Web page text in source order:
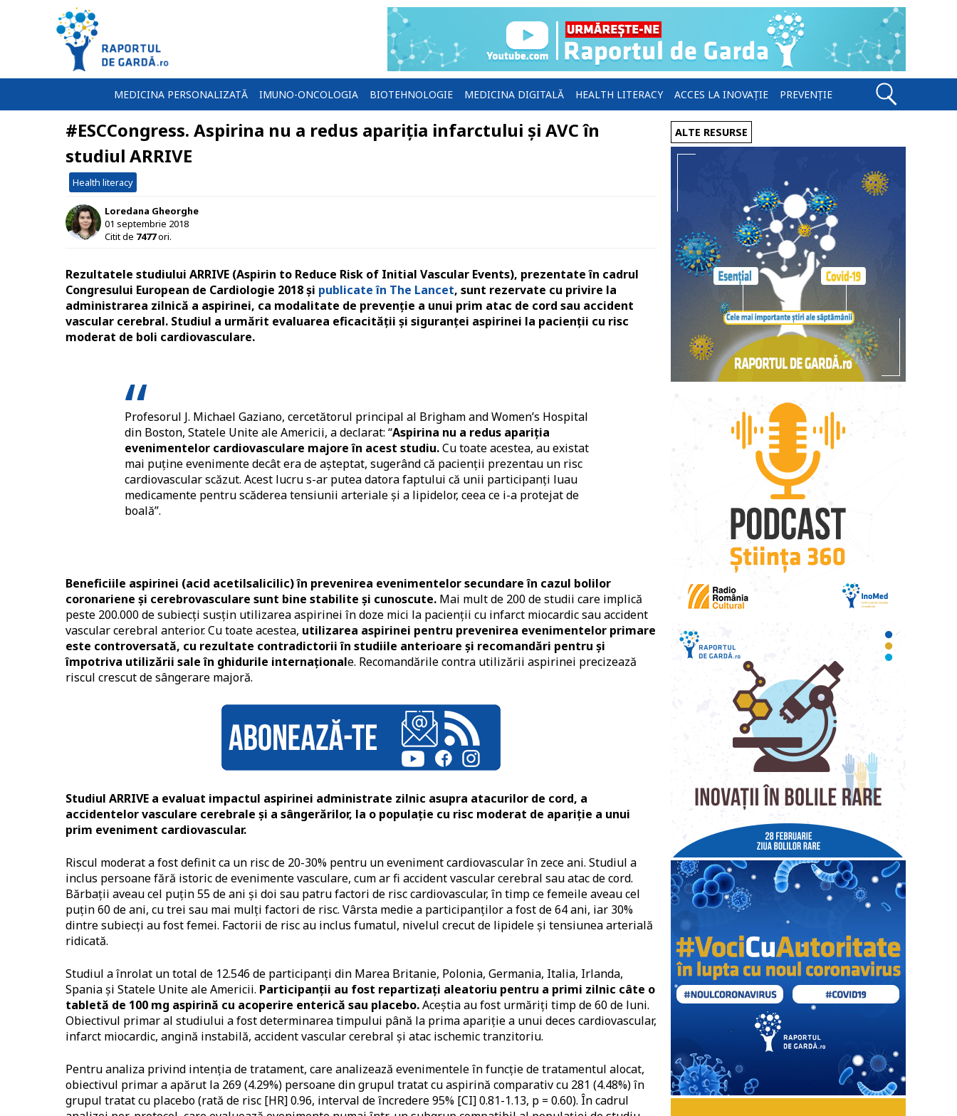
MEDICINA PERSONALIZATĂ IMUNO-ONCOLOGIA BIOTEHNOLOGIE MEDICINA DIGITALĂ HEALTH LITERACY ACCES LA INOVAȚIE PREVENȚIE
#ESCCongress. Aspirina nu a redus apariția infarctului și AVC în
studiul ARRIVE
Health literacy
Loredana Gheorghe
01 septembrie 2018
Citit de 7477ori.
Rezultatele studiului ARRIVE (Aspirin to Reduce Risk of Initial Vascular Events), prezentate în cadrul
Congresului European de Cardiologie 2018 și publicate în The Lancet, sunt rezervate cu privire la
administrarea zilnică a aspirinei, ca modalitate de prevenție a unui prim atac de cord sau accident
vascular cerebral. Studiul a urmărit evaluarea eficacității și siguranței aspirinei la pacienții cu risc
moderat de boli cardiovasculare.
Profesorul J. Michael Gaziano, cercetătorul principal al Brigham and Women’s Hospital
din Boston, Statele Unite ale Americii, a declarat: “Aspirina nu a redus apariția
evenimentelor cardiovasculare majore în acest studiu.Cu toate acestea, au existat
mai puține evenimente decât era de așteptat, sugerând că pacienții prezentau un risc
cardiovascular scăzut. Acest lucru s-ar putea datora faptului că unii participanți luau
medicamente pentru scăderea tensiunii arteriale și a lipidelor, ceea ce i-a protejat de
boală”.
Beneficiile aspirinei (acid acetilsalicilic) în prevenirea evenimentelor secundare în cazul bolilor
coronariene și cerebrovasculare sunt bine stabilite și cunoscute. Mai mult de 200 de studii care implică
peste 200.000 de subiecți susțin utilizarea aspirinei în doze mici la pacienții cu infarct miocardic sau accident
vascular cerebral anterior. Cu toate acestea, utilizarea aspirinei pentru prevenirea evenimentelor primare
este controversată, cu rezultate contradictorii în studiile anterioare și recomandări pentru și
împotriva utilizării sale în ghidurile internaționale. Recomandările contra utilizării aspirinei precizează
riscul crescut de sângerare majoră.
Studiul ARRIVE a evaluat impactul aspirinei administrate zilnic asupra atacurilor de cord, a
accidentelor vasculare cerebrale și a sângerărilor, la o populație cu risc moderat de apariție a unui
prim eveniment cardiovascular.
Riscul moderat a fost definit ca un risc de 20-30% pentru un eveniment cardiovascular în zece ani. Studiul a
inclus persoane fără istoric de evenimente vasculare, cum ar fi accident vascular cerebral sau atac de cord.
Bărbații aveau cel puțin 55 de ani și doi sau patru factori de risc cardiovascular, în timp ce femeile aveau cel
puțin 60 de ani, cu trei sau mai mulți factori de risc. Vârsta medie a participanților a fost de 64 ani, iar 30%
dintre subiecți au fost femei. Factorii de risc au inclus fumatul, nivelul crecut de lipidele și tensiunea arterială
ridicată.
Studiul a înrolat un total de 12.546 de participanți din Marea Britanie, Polonia, Germania, Italia, Irlanda,
Spania și Statele Unite ale Americii. Participanții au fost repartizați aleatoriu pentru a primi zilnic câte o
tabletă de 100 mg aspirină cu acoperire enterică sau placebo.Aceștia au fost urmăriți timp de 60 de luni.
Obiectivul primar al studiului a fost determinarea timpului până la prima apariție a unui deces cardiovascular,
infarct miocardic, angină instabilă, accident vascular cerebral și atac ischemic tranzitoriu.
Pentru analiza privind intenția de tratament, care analizează evenimentele în funcție de tratamentul alocat,
obiectivul primar a apărut la 269 (4.29%) persoane din grupul tratat cu aspirină comparativ cu 281 (4.48%) în
grupul tratat cu placebo (rată de risc [HR] 0.96, interval de încredere 95% [CI] 0.81-1.13, p = 0.60). În cadrul
ALTE RESURSE